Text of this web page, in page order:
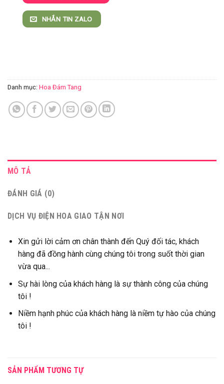
NHẮN TIN ZALO
Danh mục: Hoa Đám Tang
MÔ TẢ
ĐÁNH GIÁ (0)
DỊCH VỤ ĐIỆN HOA GIAO TẬN NƠI
Xin gửi lời cảm ơn chân thành đến Quý đối tác, khách
hàng đã đồng hành cùng chúng tôi trong suốt thời gian
vừa qua...
Sự hài lòng của khách hàng là sự thành công của chúng
tôi !
Niềm hạnh phúc của khách hàng là niềm tự hào của chúng
tôi !
SẢN PHẨM TƯƠNG TỰ